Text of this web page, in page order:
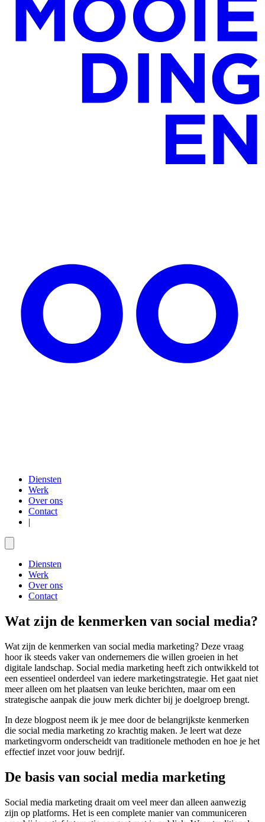
Diensten
Werk
Over ons
Contact
|
Diensten
Werk
Over ons
Contact
Wat zijn de kenmerken van social media?
Wat zijn de kenmerken van social media marketing? Deze vraag
hoor ik steeds vaker van ondernemers die willen groeien in het
digitale landschap. Social media marketing heeft zich ontwikkeld tot
een essentieel onderdeel van iedere marketingstrategie. Het gaat niet
meer alleen om het plaatsen van leuke berichten, maar om een
strategische aanpak die jouw merk dichter bij je doelgroep brengt.
In deze blogpost neem ik je mee door de belangrijkste kenmerken
die social media marketing zo krachtig maken. Je leert wat deze
marketingvorm onderscheidt van traditionele methoden en hoe je het
effectief inzet voor jouw bedrijf.
De basis van social media marketing
Social media marketing draait om veel meer dan alleen aanwezig
zijn op platforms. Het is een complete manier van communiceren